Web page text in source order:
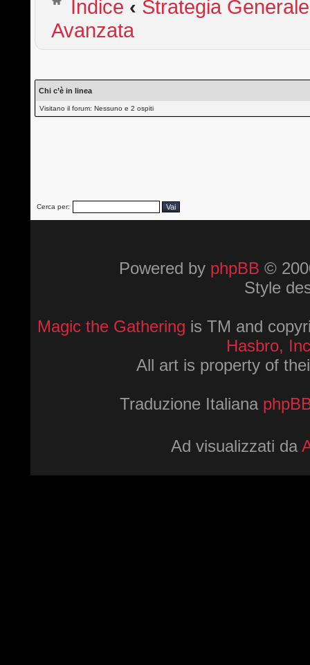
Indice ‹ Strategia Generale
Avanzata
Chi c’è in linea
Visitano il forum: Nessuno e 2 ospiti
Cerca per:
Powered by phpBB ©
Style
Magic the Gathering is TM and
Hasbro,
All art is property of
Traduzione Italiana
Ad visualizzati da